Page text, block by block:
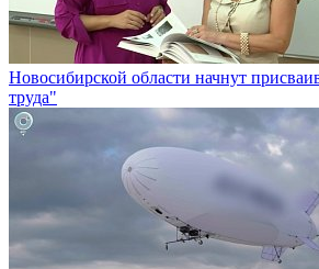
Новосибирской области начнут
труда"